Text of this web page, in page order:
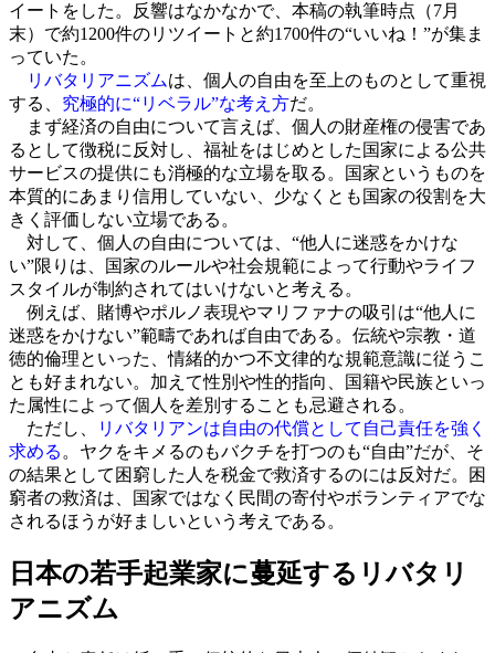
イートをした。反響はなかなかで、本稿の執筆時点（7月
末）で約1200件のリツイートと約1700件の“いいね！”が集ま
っていた。
リバタリアニズムは、個人の自由を至上のものとして重視
する、 究極的に“リベラル”な考え方だ。
まず経済の自由について言えば、個人の財産権の侵害であ
るとして徴税に反対し、福祉をはじめとした国家による公共
サービスの提供にも消極的な立場を取る。国家というものを
本質的にあまり信用していない、少なくとも国家の役割を大
きく評価しない立場である。
対して、個人の自由については、“他人に迷惑をかけな
い”限りは、国家のルールや社会規範によって行動やライフ
スタイルが制約されてはいけないと考える。
例えば、賭博やポルノ表現やマリファナの吸引は“他人に
迷惑をかけない”範疇であれば自由である。伝統や宗教・道
徳的倫理といった、情緒的かつ不文律的な規範意識に従うこ
とも好まれない。加えて性別や性的指向、国籍や民族といっ
た属性によって個人を差別することも忌避される。
ただし、
リバタリアンは自由の代償として自己責任を強く
求める 。ヤクをキメるのもバクチを打つのも“自由”だが、そ
の結果として困窮した人を税金で救済するのには反対だ。困
窮者の救済は、国家ではなく民間の寄付やボランティアでな
されるほうが好ましいという考えである。
日本の若手起業家に蔓延するリバタリ
アニズム